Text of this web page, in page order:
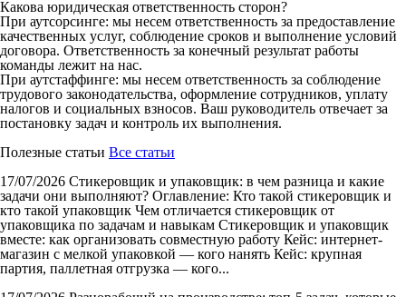
Какова юридическая ответственность сторон?
При аутсорсинге: мы несем ответственность за предоставление
качественных услуг, соблюдение сроков и выполнение условий
договора. Ответственность за конечный результат работы
команды лежит на нас.
При аутстаффинге: мы несем ответственность за соблюдение
трудового законодательства, оформление сотрудников, уплату
налогов и социальных взносов. Ваш руководитель отвечает за
постановку задач и контроль их выполнения.
Полезные статьи Все статьи
17/07/2026 Стикеровщик и упаковщик: в чем разница и какие
задачи они выполняют? Оглавление: Кто такой стикеровщик и
кто такой упаковщик Чем отличается стикеровщик от
упаковщика по задачам и навыкам Стикеровщик и упаковщик
вместе: как организовать совместную работу Кейс: интернет-
магазин с мелкой упаковкой — кого нанять Кейс: крупная
партия, паллетная отгрузка — кого...